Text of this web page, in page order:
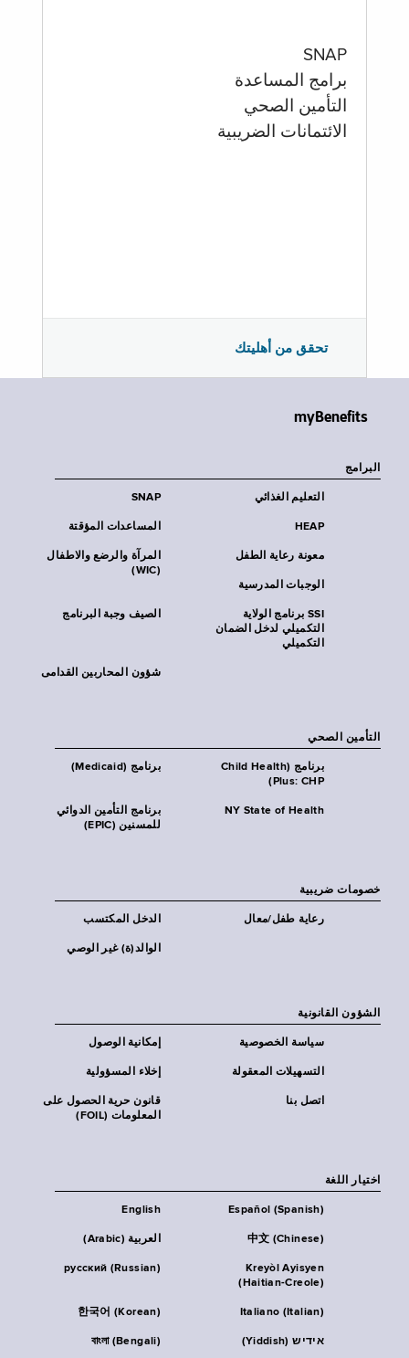
SNAP
برامج المساعدة
التأمين الصحي
الائتمانات الضريبية
تحقق من أهليتك
myBenefits
البرامج
SNAP التعليم الغذائي
المساعدات المؤقتة HEAP
المرآة والرضع والاطفال
(WIC)
معونة رعاية الطفل
الوجبات المدرسية
الصيف وجبة البرنامج
SSI برنامج الولاية
التكميلي لدخل الضمان
التكميلي
شؤون المحاربين القدامى
التأمين الصحي
برنامج (Medicaid)
برنامج (Child Health
Plus: CHP)
برنامج التأمين الدوائي
للمسنين (EPIC)
NY State of Health
خصومات ضريبية
الدخل المكتسب رعاية طفل/معال
الوالد(ة) غير الوصي
الشؤون القانونية
إمكانية الوصول سياسة الخصوصية
إخلاء المسؤولية التسهيلات المعقولة
قانون حرية الحصول على
المعلومات (FOIL)
اتصل بنا
اختيار اللغة
English Español (Spanish)
العربية (Arabic) 中文 (Chinese)
русский (Russian)
Kreyòl Ayisyen
(Haitian-Creole)
한국어 (Korean) Italiano (Italian)
বাংলা (Bengali) אידיש (Yiddish)